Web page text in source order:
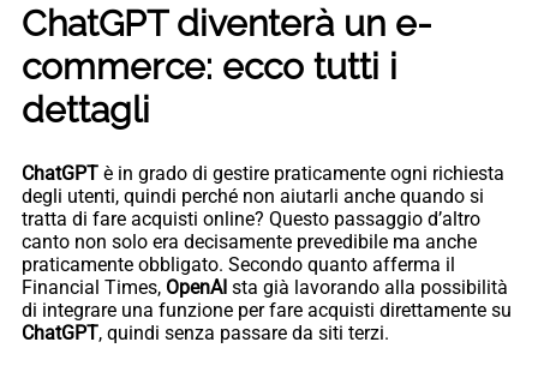
ChatGPT diventerà un e-
commerce: ecco tutti i
dettagli
ChatGPT è in grado di gestire praticamente ogni richiesta
degli utenti, quindi perché non aiutarli anche quando si
tratta di fare acquisti online? Questo passaggio d’altro
canto non solo era decisamente prevedibile ma anche
praticamente obbligato. Secondo quanto afferma il
Financial Times, OpenAI sta già lavorando alla possibilità
di integrare una funzione per fare acquisti direttamente su
ChatGPT, quindi senza passare da siti terzi.